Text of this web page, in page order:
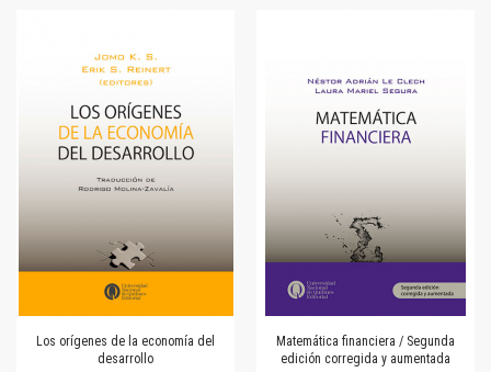
Los orígenes de la economía del
desarrollo
Matemática financiera / Segunda
edición corregida y aumentada